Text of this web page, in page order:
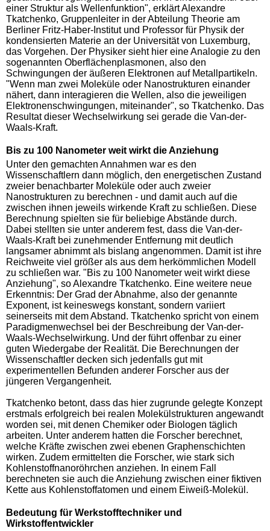
einer Struktur als Wellenfunktion", erklärt Alexandre
Tkatchenko, Gruppenleiter in der Abteilung Theorie am
Berliner Fritz-Haber-Institut und Professor für Physik der
kondensierten Materie an der Universität von Luxemburg,
das Vorgehen. Der Physiker sieht hier eine Analogie zu den
sogenannten Oberflächenplasmonen, also den
Schwingungen der äußeren Elektronen auf Metallpartikeln.
"Wenn man zwei Moleküle oder Nanostrukturen einander
nähert, dann interagieren die Wellen, also die jeweiligen
Elektronenschwingungen, miteinander", so Tkatchenko. Das
Resultat dieser Wechselwirkung sei gerade die Van-der-
Waals-Kraft.
Bis zu 100 Nanometer weit wirkt die Anziehung
Unter den gemachten Annahmen war es den
Wissenschaftlern dann möglich, den energetischen Zustand
zweier benachbarter Moleküle oder auch zweier
Nanostrukturen zu berechnen - und damit auch auf die
zwischen ihnen jeweils wirkende Kraft zu schließen. Diese
Berechnung spielten sie für beliebige Abstände durch.
Dabei stellten sie unter anderem fest, dass die Van-der-
Waals-Kraft bei zunehmender Entfernung mit deutlich
langsamer abnimmt als bislang angenommen. Damit ist ihre
Reichweite viel größer als aus dem herkömmlichen Modell
zu schließen war. "Bis zu 100 Nanometer weit wirkt diese
Anziehung", so Alexandre Tkatchenko. Eine weitere neue
Erkenntnis: Der Grad der Abnahme, also der genannte
Exponent, ist keineswegs konstant, sondern variiert
seinerseits mit dem Abstand. Tkatchenko spricht von einem
Paradigmenwechsel bei der Beschreibung der Van-der-
Waals-Wechselwirkung. Und der führt offenbar zu einer
guten Wiedergabe der Realität. Die Berechnungen der
Wissenschaftler decken sich jedenfalls gut mit
experimentellen Befunden anderer Forscher aus der
jüngeren Vergangenheit.
Tkatchenko betont, dass das hier zugrunde gelegte Konzept
erstmals erfolgreich bei realen Molekülstrukturen angewandt
worden sei, mit denen Chemiker oder Biologen täglich
arbeiten. Unter anderem hatten die Forscher berechnet,
welche Kräfte zwischen zwei ebenen Graphenschichten
wirken. Zudem ermittelten die Forscher, wie stark sich
Kohlenstoffnanoröhrchen anziehen. In einem Fall
berechneten sie auch die Anziehung zwischen einer fiktiven
Kette aus Kohlenstoffatomen und einem Eiweiß-Molekül.
Bedeutung für Werkstofftechniker und
Wirkstoffentwickler